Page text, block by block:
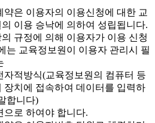
은 이용자의 이용신청에 대한 교
이용 승낙에 의하여 성립됩니다.
규정에 의해 이용자가 이용 신청
는 교육정보원이 이용자 관리시 필
자적방식(교육정보원의 컴퓨터 등
장치에 접속하여 데이터를 입력하
합니다)
으로 하여야 합니다.